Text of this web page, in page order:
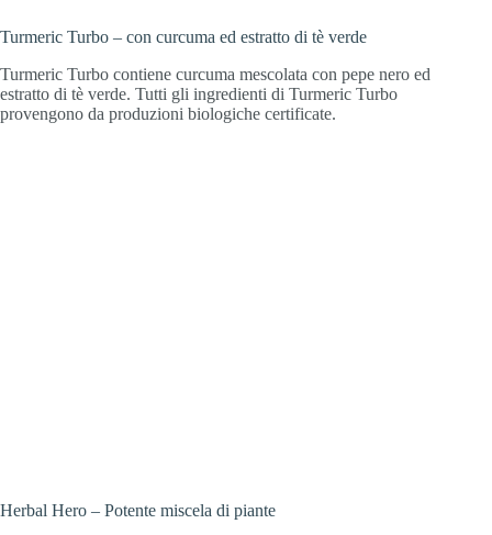
Turmeric Turbo – con curcuma ed estratto di tè verde
Turmeric Turbo contiene curcuma mescolata con pepe nero ed
estratto di tè verde. Tutti gli ingredienti di Turmeric Turbo
provengono da produzioni biologiche certificate.
Herbal Hero – Potente miscela di piante